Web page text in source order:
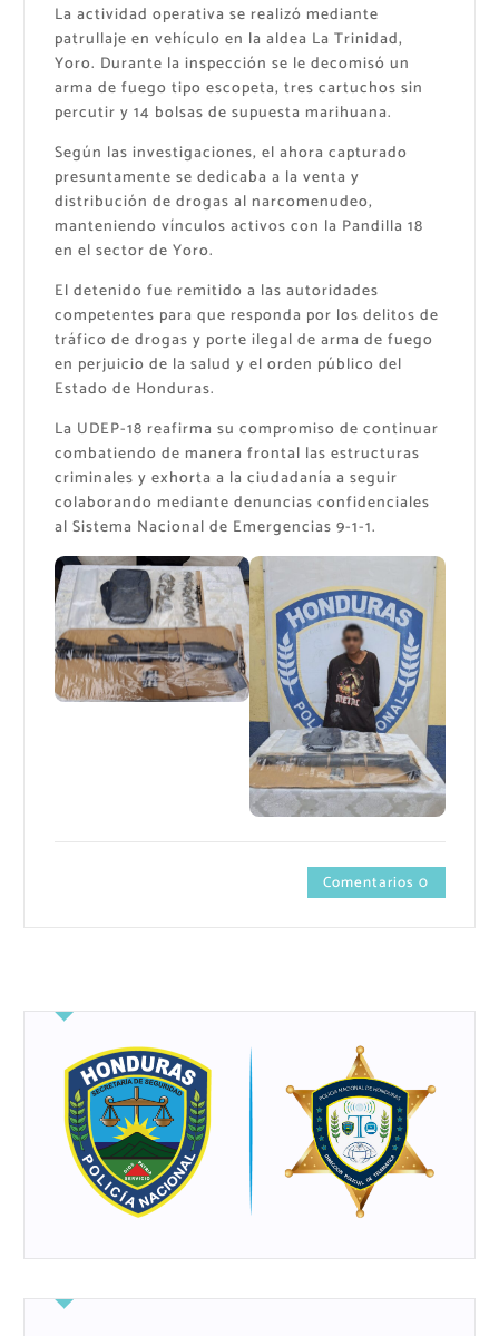
La actividad operativa se realizó mediante
patrullaje en vehículo en la aldea La Trinidad,
Yoro. Durante la inspección se le decomisó un
arma de fuego tipo escopeta, tres cartuchos sin
percutir y 14 bolsas de supuesta marihuana.
Según las investigaciones, el ahora capturado
presuntamente se dedicaba a la venta y
distribución de drogas al narcomenudeo,
manteniendo vínculos activos con la Pandilla 18
en el sector de Yoro.
El detenido fue remitido a las autoridades
competentes para que responda por los delitos de
tráfico de drogas y porte ilegal de arma de fuego
en perjuicio de la salud y el orden público del
Estado de Honduras.
La UDEP-18 reafirma su compromiso de continuar
combatiendo de manera frontal las estructuras
criminales y exhorta a la ciudadanía a seguir
colaborando mediante denuncias confidenciales
al Sistema Nacional de Emergencias 9-1-1.
Comentarios 0